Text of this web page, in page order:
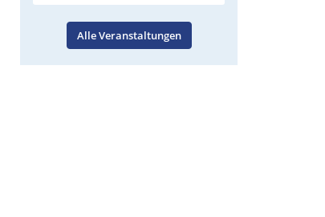
Alle Veranstaltungen